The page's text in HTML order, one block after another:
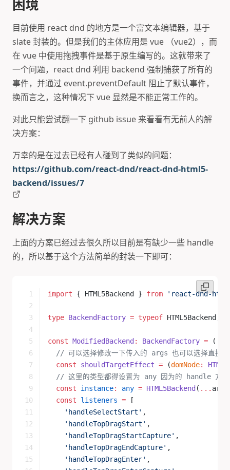
困境
目前使用 react dnd 的地方是一个富文本编辑器，基于
slate 封装的。但是我们的主体应用是 vue （vue2），而
在 vue 中使用拖拽事件是基于原生编写的。这就带来了
一个问题，react dnd 利用 backend 强制捕获了所有的
事件，并通过 event.preventDefault 阻止了默认事件，
换而言之，这种情况下 vue 显然是不能正常工作的。
对此只能尝试翻一下 github issue 来看看有无前人的解
决方案：
万幸的是在过去已经有人碰到了类似的问题：
https://github.com/react-dnd/react-dnd-html5-
backend/issues/7
解决方案
上面的方案已经过去很久所以目前是有缺少一些 handle
的，所以基于这个方法简单的封装一下即可：
import { HTML5Backend } from 'react-dnd-
type BackendFactory = typeof HTML5Backend;
const ModifiedBackend : BackendFactory = (
// 可以选择修改一下传入的 args 也可以选择直接
  const
shouldTargetEffect = (domNode:
// 这里的类型都得设置为 any 因为的 handle 方法
  const
instance: any = HTML5Backend ( ...
  const
listeners = [
    'handleSelectStart'
,
    'handleTopDragStart'
,
    'handleTopDragStartCapture'
,
    'handleTopDragEndCapture'
,
    'handleTopDragEnter'
,